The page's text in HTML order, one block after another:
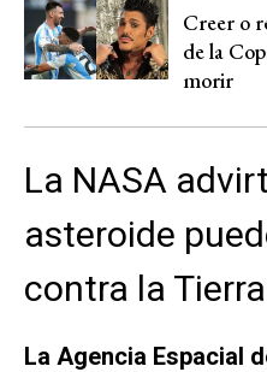
Creer o
de la
morir
La NASA
asteroide
contra la Tierra
La Agencia Espacial